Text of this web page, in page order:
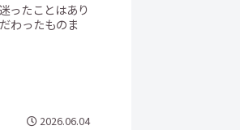
ったことはあり
わったものま
2026.06.04